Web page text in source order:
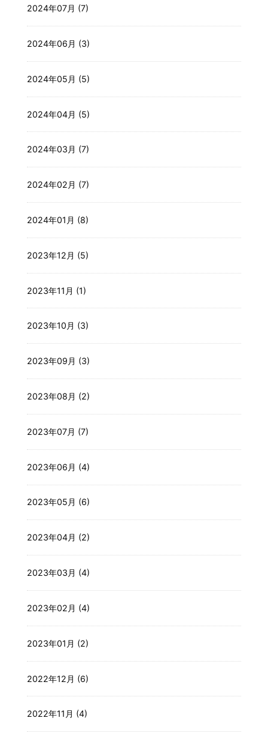
2024年07月 (7)
2024年06月 (3)
2024年05月 (5)
2024年04月 (5)
2024年03月 (7)
2024年02月 (7)
2024年01月 (8)
2023年12月 (5)
2023年11月 (1)
2023年10月 (3)
2023年09月 (3)
2023年08月 (2)
2023年07月 (7)
2023年06月 (4)
2023年05月 (6)
2023年04月 (2)
2023年03月 (4)
2023年02月 (4)
2023年01月 (2)
2022年12月 (6)
2022年11月 (4)